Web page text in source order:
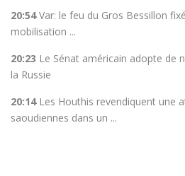
20:54 Var: le feu du Gros Bessillon
mobilisation ...
20:23 Le Sénat américain adopte de
la Russie
20:14 Les Houthis revendiquent une
saoudiennes dans un ...